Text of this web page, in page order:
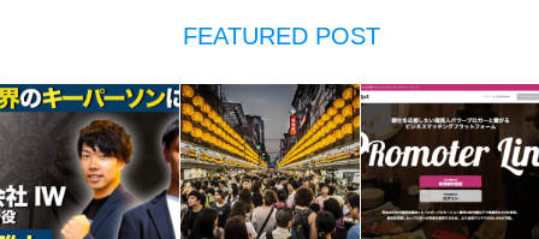
FEATURED POST